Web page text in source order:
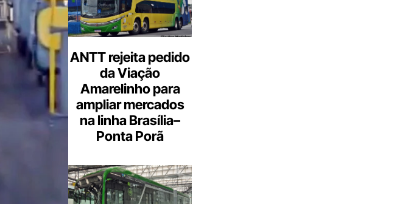
ANTT rejeita pedido
da Viação
Amarelinho para
ampliar mercados
na linha Brasília–
Ponta Porã